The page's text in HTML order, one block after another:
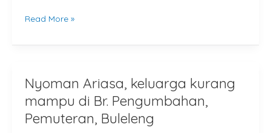
Read More »
Nyoman Ariasa, keluarga kurang
mampu di Br. Pengumbahan,
Pemuteran, Buleleng
Nyoman
Ariasa,
keluarga
kurang